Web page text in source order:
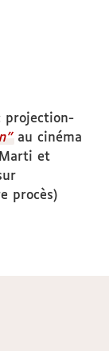
projection-
au cinéma
et
procès)